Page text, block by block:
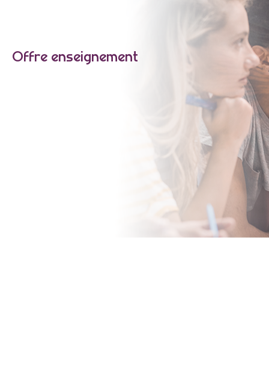
Offre enseignement